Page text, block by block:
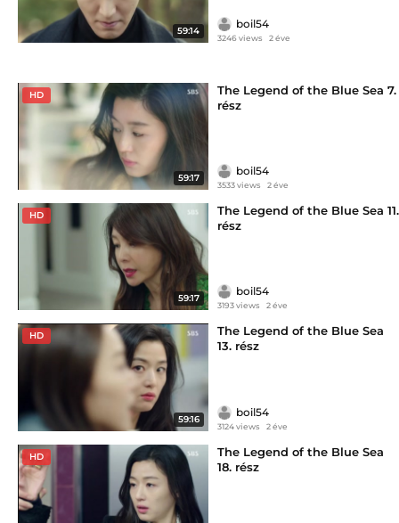
59:14
boil54
3246 views 2 éve
HD
59:17
The Legend of the Blue Sea 7.
rész
boil54
3533 views 2 éve
HD
59:17
The Legend of the Blue Sea 11.
rész
boil54
3193 views 2 éve
HD
59:16
The Legend of the Blue Sea
13. rész
boil54
3124 views 2 éve
HD
The Legend of the Blue Sea
18. rész